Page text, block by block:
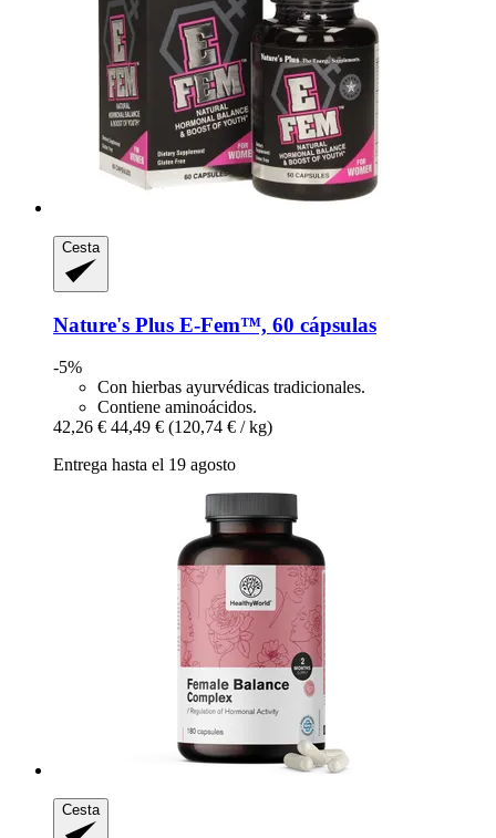
Cesta
Nature's Plus E-​Fem™, 60 cápsulas
-5%
Con hierbas ayurvédicas tradicionales.
Contiene aminoácidos.
42,26 € 44,49 € (120,74 € / kg)
Entrega hasta el 19 agosto
Cesta